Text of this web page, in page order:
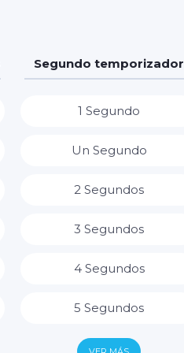
Segundo temporizador
1 Segundo
Un Segundo
2 Segundos
3 Segundos
4 Segundos
5 Segundos
6 Segundos